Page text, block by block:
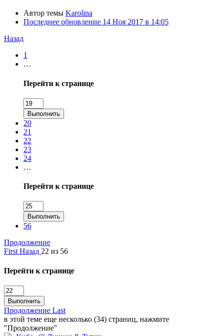
Автор темы Karolina
Последнее обновление 14 Ноя 2017 в 14:05
Назад
1
…
Перейти к странице
Выполнить
20
21
22
23
24
…
Перейти к странице
Выполнить
56
Продолжение
First Назад 22 из 56
Перейти к странице
Выполнить
Продолжение Last
в этой теме еще несколько (34) страниц, нажмите
"Продолжение"